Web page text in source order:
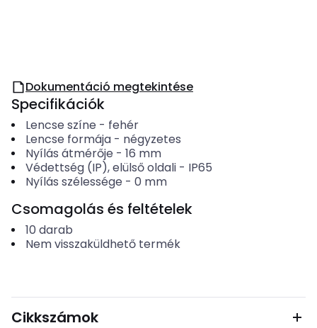
Dokumentáció megtekintése
Specifikációk
Lencse színe - fehér
Lencse formája- négyzetes
Nyílás átmérője - 16 mm
Védettség (IP), elülső oldali- IP65
Nyílás szélessége - 0 mm
Csomagolás és feltételek
10 darab
Nem visszaküldhető termék
Cikkszámok